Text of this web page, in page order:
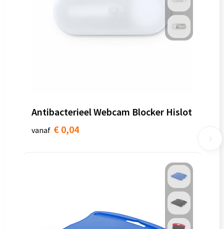
Antibacterieel Webcam Blocker Hislot
vanaf € 0,04